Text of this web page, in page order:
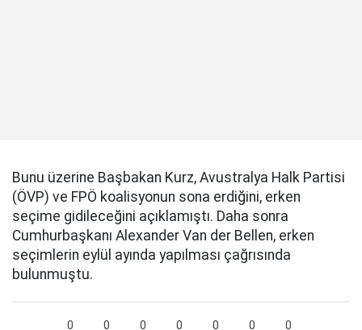
Bunu üzerine Başbakan Kurz, Avustralya Halk Partisi
(ÖVP) ve FPÖ koalisyonun sona erdiğini, erken
seçime gidileceğini açıklamıştı. Daha sonra
Cumhurbaşkanı Alexander Van der Bellen, erken
seçimlerin eylül ayında yapılması çağrısında
bulunmuştu.
0 0 0 0 0 0 0